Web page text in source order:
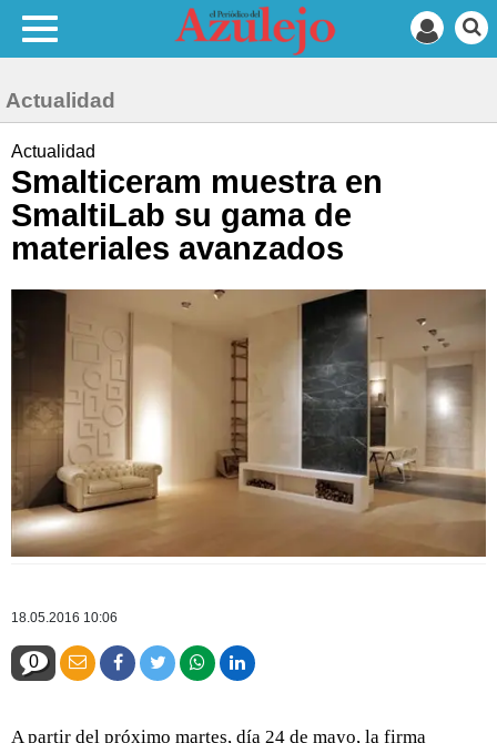
Actualidad
Actualidad
Smalticeram muestra en
SmaltiLab su gama de
materiales avanzados
18.05.2016 10:06
0
A partir del próximo martes, día 24 de mayo, la firma